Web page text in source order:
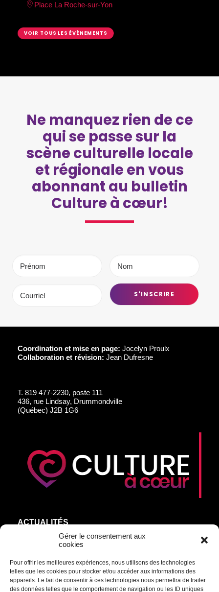
Gérer le consentement aux
cookies
Pour offrir les meilleures expériences, nous utilisons des technologies
telles que les cookies pour stocker et/ou accéder aux informations des
appareils. Le fait de consentir à ces technologies nous permettra de traiter
des données telles que le comportement de navigation ou les ID uniques
Place La Roche-sur-Yon
VOIR TOUS LES ÉVÉNEMENTS
Ne manquez rien de ce
qui se passe sur la
scène culturelle locale
et régionale en vous
abonnant au bulletin
Culture à cœur!
Coordination et mise en page: Jocelyn Proulx
Collaboration et révision: Jean Dufresne
T. 819 477-2230, poste 111
436, rue Lindsay, Drummondville
(Québec) J2B 1G6
ACTUALITÉS
AGEND’ART
NOS ARTISTES
ÉDITIONS
S’ABONNER